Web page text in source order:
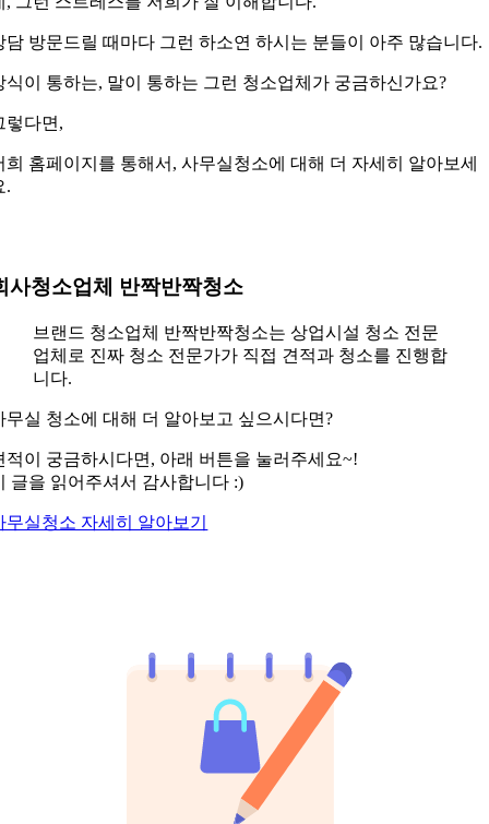
담 방문드릴 때마다 그런 하소연 하시는 분들이 아주 많습니다.
식이 통하는, 말이 통하는 그런 청소업체가 궁금하신가요?
렇다면,
희 홈페이지를 통해서, 사무실청소에 대해 더 자세히 알아보세
.
사청소업체 반짝반짝청소
브랜드 청소업체 반짝반짝청소는 상업시설 청소 전문
업체로 진짜 청소 전문가가 직접 견적과 청소를 진행합
니다.
무실 청소에 대해 더 알아보고 싶으시다면?
적이 궁금하시다면, 아래 버튼을 눌러주세요~!
글을 읽어주셔서 감사합니다 :)
무실청소 자세히 알아보기